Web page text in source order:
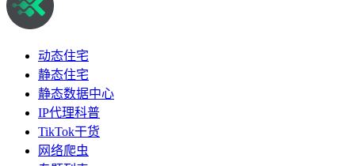
动态住宅
静态住宅
静态数据中心
IP代理科普
TikTok干货
网络爬虫